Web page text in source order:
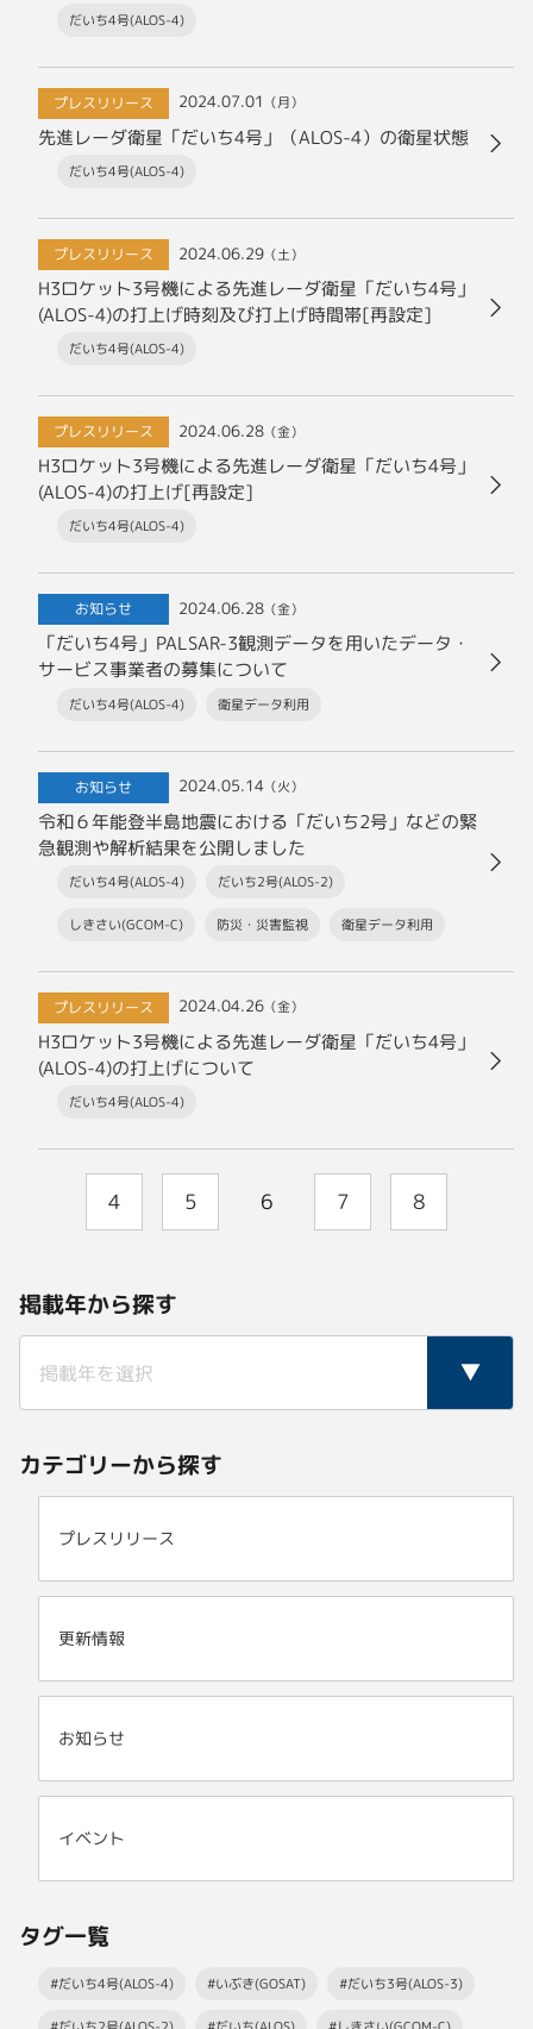
だいち4号(ALOS-4)
プレスリリース 2024.07.01 （月）
先進レーダ衛星「だいち4号」（ALOS-4）の衛星状態
だいち4号(ALOS-4)
プレスリリース 2024.06.29 （土）
H3ロケット3号機による先進レーダ衛星「だいち4号」
(ALOS-4)の打上げ時刻及び打上げ時間帯[再設定]
だいち4号(ALOS-4)
プレスリリース 2024.06.28 （金）
H3ロケット3号機による先進レーダ衛星「だいち4号」
(ALOS-4)の打上げ[再設定]
だいち4号(ALOS-4)
お知らせ 2024.06.28 （金）
「だいち4号」PALSAR-3観測データを用いたデータ・
サービス事業者の募集について
だいち4号(ALOS-4) 衛星データ利用
お知らせ 2024.05.14 （火）
令和６年能登半島地震における「だいち2号」などの緊
急観測や解析結果を公開しました
だいち4号(ALOS-4) だいち2号(ALOS-2)
しきさい(GCOM-C) 防災・災害監視 衛星データ利用
プレスリリース 2024.04.26 （金）
H3ロケット3号機による先進レーダ衛星「だいち4号」
(ALOS-4)の打上げについて
だいち4号(ALOS-4)
4 5 6 7 8
掲載年から探す
カテゴリーから探す
プレスリリース
更新情報
お知らせ
イベント
タグ一覧
#だいち4号(ALOS-4) #いぶき(GOSAT) #だいち3号(ALOS-3)